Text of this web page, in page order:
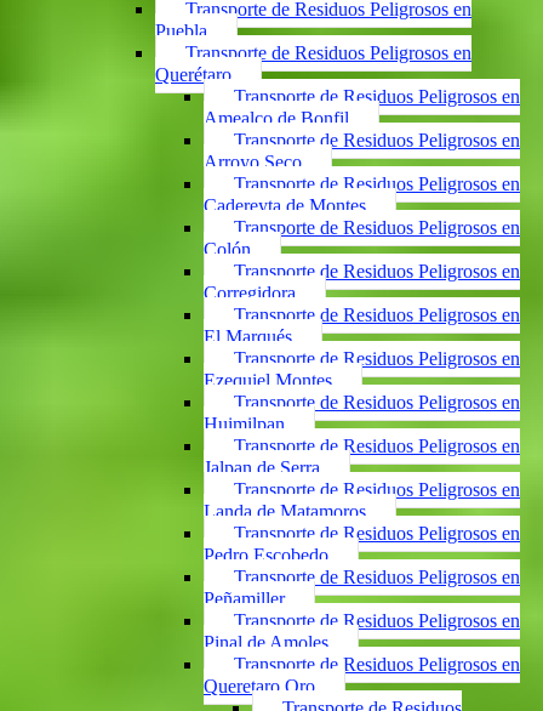
Transporte de Residuos Peligrosos en
Puebla
Transporte de Residuos Peligrosos en
Querétaro
Transporte de Residuos Peligrosos en
Amealco de Bonfil
Transporte de Residuos Peligrosos en
Arroyo Seco
Transporte de Residuos Peligrosos en
Cadereyta de Montes
Transporte de Residuos Peligrosos en
Colón
Transporte de Residuos Peligrosos en
Corregidora
Transporte de Residuos Peligrosos en
El Marqués
Transporte de Residuos Peligrosos en
Ezequiel Montes
Transporte de Residuos Peligrosos en
Huimilpan
Transporte de Residuos Peligrosos en
Jalpan de Serra
Transporte de Residuos Peligrosos en
Landa de Matamoros
Transporte de Residuos Peligrosos en
Pedro Escobedo
Transporte de Residuos Peligrosos en
Peñamiller
Transporte de Residuos Peligrosos en
Pinal de Amoles
Transporte de Residuos Peligrosos en
Queretaro Qro